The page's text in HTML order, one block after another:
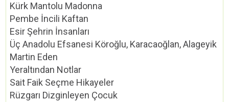
Kürk Mantolu Madonna
Pembe İncili Kaftan
Esir Şehrin İnsanları
Üç Anadolu Efsanesi Köroğlu, Karacaoğlan, Alageyik
Martin Eden
Yeraltından Notlar
Sait Faik Seçme Hikayeler
Rüzgarı Dizginleyen Çocuk